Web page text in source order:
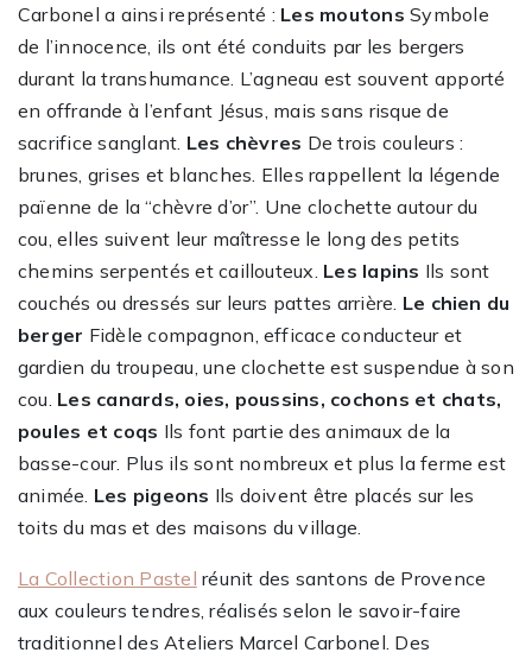
Carbonel a ainsi représenté : Les moutons Symbole
de l’innocence, ils ont été conduits par les bergers
durant la transhumance. L’agneau est souvent apporté
en offrande à l’enfant Jésus, mais sans risque de
sacrifice sanglant. Les chèvres De trois couleurs :
brunes, grises et blanches. Elles rappellent la légende
païenne de la “chèvre d’or”. Une clochette autour du
cou, elles suivent leur maîtresse le long des petits
chemins serpentés et caillouteux. Les lapins Ils sont
couchés ou dressés sur leurs pattes arrière. Le chien du
berger Fidèle compagnon, efficace conducteur et
gardien du troupeau, une clochette est suspendue à son
cou. Les canards, oies, poussins, cochons et chats,
poules et coqs Ils font partie des animaux de la
basse-cour. Plus ils sont nombreux et plus la ferme est
animée. Les pigeons Ils doivent être placés sur les
toits du mas et des maisons du village.
La Collection Pastel réunit des santons de Provence
aux couleurs tendres, réalisés selon le savoir-faire
traditionnel des Ateliers Marcel Carbonel. Des